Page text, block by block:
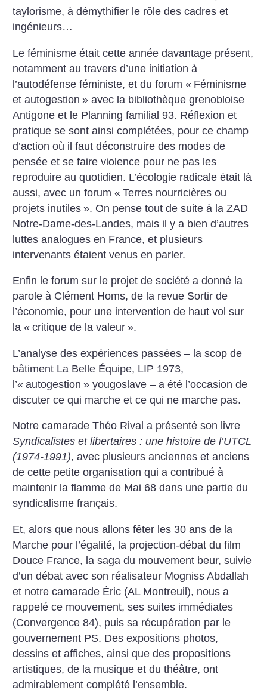
taylorisme, à démythifier le rôle des cadres et
ingénieurs…
Le féminisme était cette année davantage présent,
notamment au travers d’une initiation à
l’autodéfense féministe, et du forum « Féminisme
et autogestion » avec la bibliothèque grenobloise
Antigone et le Planning familial 93. Réflexion et
pratique se sont ainsi complétées, pour ce champ
d’action où il faut déconstruire des modes de
pensée et se faire violence pour ne pas les
reproduire au quotidien. L’écologie radicale était là
aussi, avec un forum « Terres nourricières ou
projets inutiles ». On pense tout de suite à la ZAD
Notre-Dame-des-Landes, mais il y a bien d’autres
luttes analogues en France, et plusieurs
intervenants étaient venus en parler.
Enfin le forum sur le projet de société a donné la
parole à Clément Homs, de la revue Sortir de
l’économie, pour une intervention de haut vol sur
la « critique de la valeur ».
L’analyse des expériences passées – la scop de
bâtiment La Belle Équipe, LIP 1973,
l’« autogestion » yougoslave – a été l’occasion de
discuter ce qui marche et ce qui ne marche pas.
Notre camarade Théo Rival a présenté son livre
Syndicalistes et libertaires : une histoire de l’UTCL
(1974-1991), avec plusieurs anciennes et anciens
de cette petite organisation qui a contribué à
maintenir la flamme de Mai 68 dans une partie du
syndicalisme français.
Et, alors que nous allons fêter les 30 ans de la
Marche pour l’égalité, la projection-débat du film
Douce France, la saga du mouvement beur, suivie
d’un débat avec son réalisateur Mogniss Abdallah
et notre camarade Éric (AL Montreuil), nous a
rappelé ce mouvement, ses suites immédiates
(Convergence 84), puis sa récupération par le
gouvernement PS. Des expositions photos,
dessins et affiches, ainsi que des propositions
artistiques, de la musique et du théâtre, ont
admirablement complété l’ensemble.